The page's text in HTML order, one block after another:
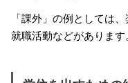
「課外」の例としては
就職活動などがあります